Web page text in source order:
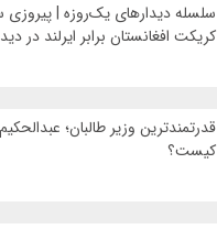
سلسله دیدارهای یک‌روزه |
کریکت افغانستان برابر ایرلند در
قدرتمندترین وزیر طالبان؛
کیست؟